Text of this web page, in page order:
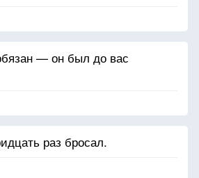
— он был до вас
раз бросал.